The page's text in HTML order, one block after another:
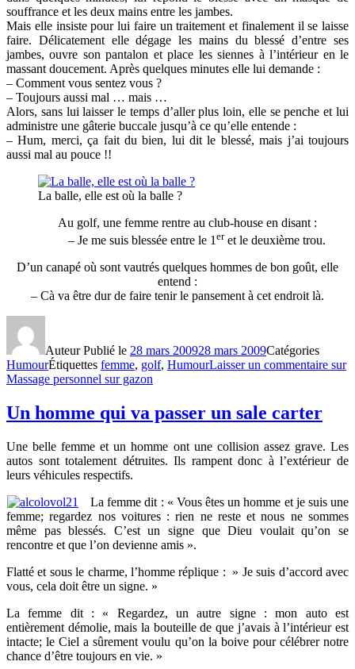
souffrance et les deux mains entre les jambes.
Mais elle insiste pour lui faire un traitement et finalement il se laisse
faire. Délicatement elle dégage les mains du blessé d’entre ses
jambes, ouvre son pantalon et place les siennes à l’intérieur en le
massant doucement. Après quelques minutes elle lui demande :
– Comment vous sentez vous ?
– Toujours aussi mal … mais …
Alors, sans lui laisser le temps d’aller plus loin, elle se penche et lui
administre une gâterie buccale jusqu’à ce qu’elle entende :
– Hum, merci, ça fait du bien, lui dit le blessé, mais j’ai toujours
aussi mal au pouce !!
La balle, elle est où la balle ?
Au golf, une femme rentre au club-house en disant :
– Je me suis blessée entre le 1 eret le deuxième trou.
D’un canapé où sont vautrés quelques hommes de bon goût, elle
entend :
– Cà va être dur de faire tenir le pansement à cet endroit là.
AuteurPublié le 28 mars 200928 mars 2009Catégories
HumourÉtiquettes femme, golf, HumourLaisser un commentaire sur
Massage personnel sur gazon
Un homme qui va passer un sale carter
Une belle femme et un homme ont une collision assez grave. Les
autos sont totalement détruites. Ils rampent donc à l’extérieur de
leurs véhicules respectifs.
La femme dit : « Vous êtes un homme et je suis une
femme; regardez nos voitures : rien ne reste et nous ne sommes
même pas blessés. C’est un signe que Dieu voulait qu’on se
rencontre et que l’on devienne amis ».
Flatté et sous le charme, l’homme réplique : » Je suis d’accord avec
vous, cela doit être un signe. »
La femme dit : « Regardez, un autre signe : mon auto est
entièrement démolie, mais la bouteille de que j’avais à l’intérieur est
intacte; le Ciel a sûrement voulu qu’on la boive pour célébrer notre
chance d’être toujours en vie. »